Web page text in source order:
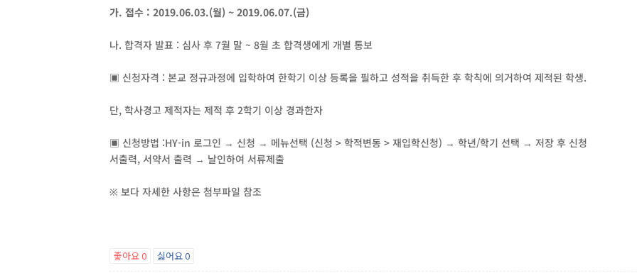
가. 접수 : 2019.06.03.(월) ~ 2019.06.07.(금)
나. 합격자 발표 : 심사 후 7월 말 ~ 8월 초 합격생에게 개별 통보
▣ 신청자격 : 본교 정규과정에 입학하여 한학기 이상 등록을 필하고 성적을 취득한 후 학칙에 의거하여 제적된 학생.
단, 학사경고 제적자는 제적 후 2학기 이상 경과한자
▣ 신청방법 :HY-in 로그인 → 신청 → 메뉴선택 (신청 > 학적변동 > 재입학신청) → 학년/학기 선택 → 저장 후 신청
서출력, 서약서 출력 → 날인하여 서류제출
※ 보다 자세한 사항은 첨부파일 참조
좋아요0 싫어요0